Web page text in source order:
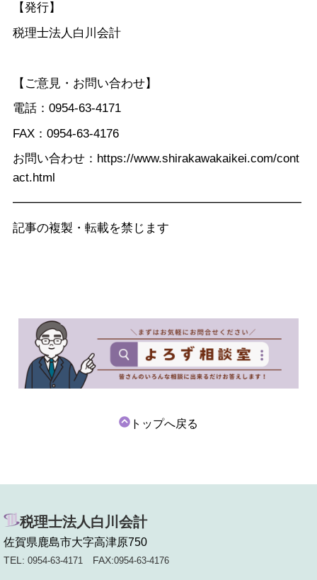
【発行】
税理士法人白川会計
【ご意見・お問い合わせ】
電話：0954-63-4171
FAX：0954-63-4176
お問い合わせ： https://www.shirakawakaikei.com/cont
act.html
━━━━━━━━━━━━━━━━━━━━━━━━
記事の複製・転載を禁じます
トップへ戻る
税理士法人白川会計
佐賀県鹿島市大字高津原750
TEL: 0954-63-4171 FAX:0954-63-4176